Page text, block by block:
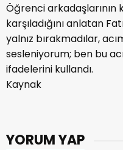
Öğrenci arkadaşlarının
karşıladığını anlatan
yalnız bırakmadılar,
sesleniyorum; ben bu
ifadelerini kullandı.
Kaynak
YORUM YAP